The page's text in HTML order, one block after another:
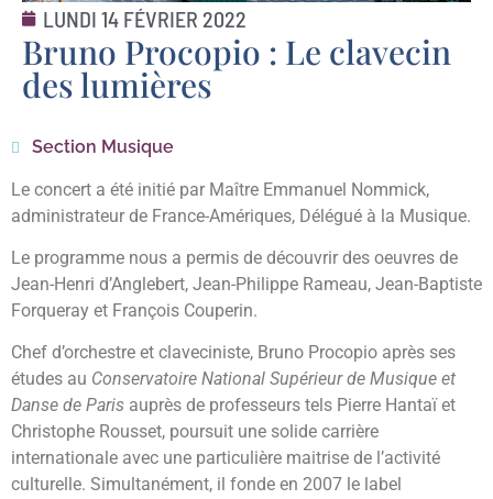
LUNDI 14 FÉVRIER 2022
Bruno Procopio : Le clavecin
des lumières
Section Musique
Le concert a été initié par Maître Emmanuel Nommick,
administrateur de France-Amériques, Délégué à la Musique.
Le programme nous a permis de découvrir des oeuvres de
Jean-Henri d’Anglebert, Jean-Philippe Rameau, Jean-Baptiste
Forqueray et François Couperin.
Chef d’orchestre et claveciniste, Bruno Procopio après ses
études au Conservatoire National Supérieur de Musique et
Danse de Paris auprès de professeurs tels Pierre Hantaï et
Christophe Rousset, poursuit une solide carrière
internationale avec une particulière maitrise de l’activité
culturelle. Simultanément, il fonde en 2007 le label